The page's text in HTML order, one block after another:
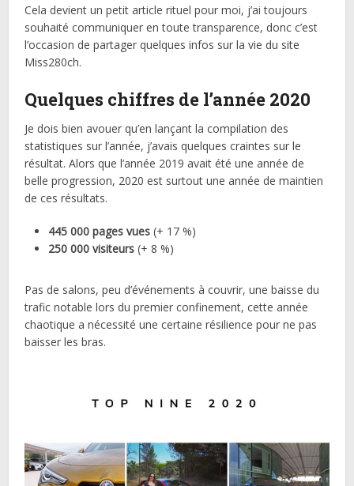
Cela devient un petit article rituel pour moi, j’ai toujours
souhaité communiquer en toute transparence, donc c’est
l’occasion de partager quelques infos sur la vie du site
Miss280ch.
Quelques chiffres de l’année 2020
Je dois bien avouer qu’en lançant la compilation des
statistiques sur l’année, j’avais quelques craintes sur le
résultat. Alors que l’année 2019 avait été une année de
belle progression, 2020 est surtout une année de maintien
de ces résultats.
445 000 pages vues (+ 17 %)
250 000 visiteurs (+ 8 %)
Pas de salons, peu d’événements à couvrir, une baisse du
trafic notable lors du premier confinement, cette année
chaotique a nécessité une certaine résilience pour ne pas
baisser les bras.